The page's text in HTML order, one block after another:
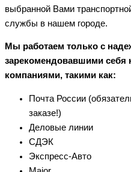
выбранной Вами
службы в нашем городе.
Мы работаем только с
зарекомендовавшими себя
компаниями, такими как:
Почта России
заказе!)
Деловые линии
СДЭК
Экспресс-Авто